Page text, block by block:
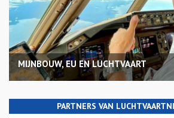
MIJNBOUW, EU EN LUCHTVAART
PARTNERS VAN